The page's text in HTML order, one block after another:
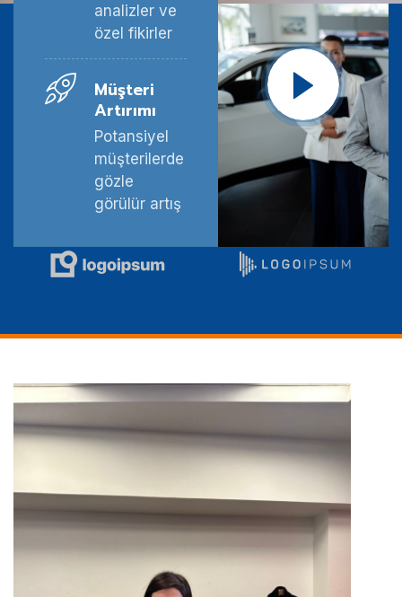
analizler ve
özel fikirler
Müşteri
Artırımı
Potansiyel
müşterilerde
gözle
görülür artış